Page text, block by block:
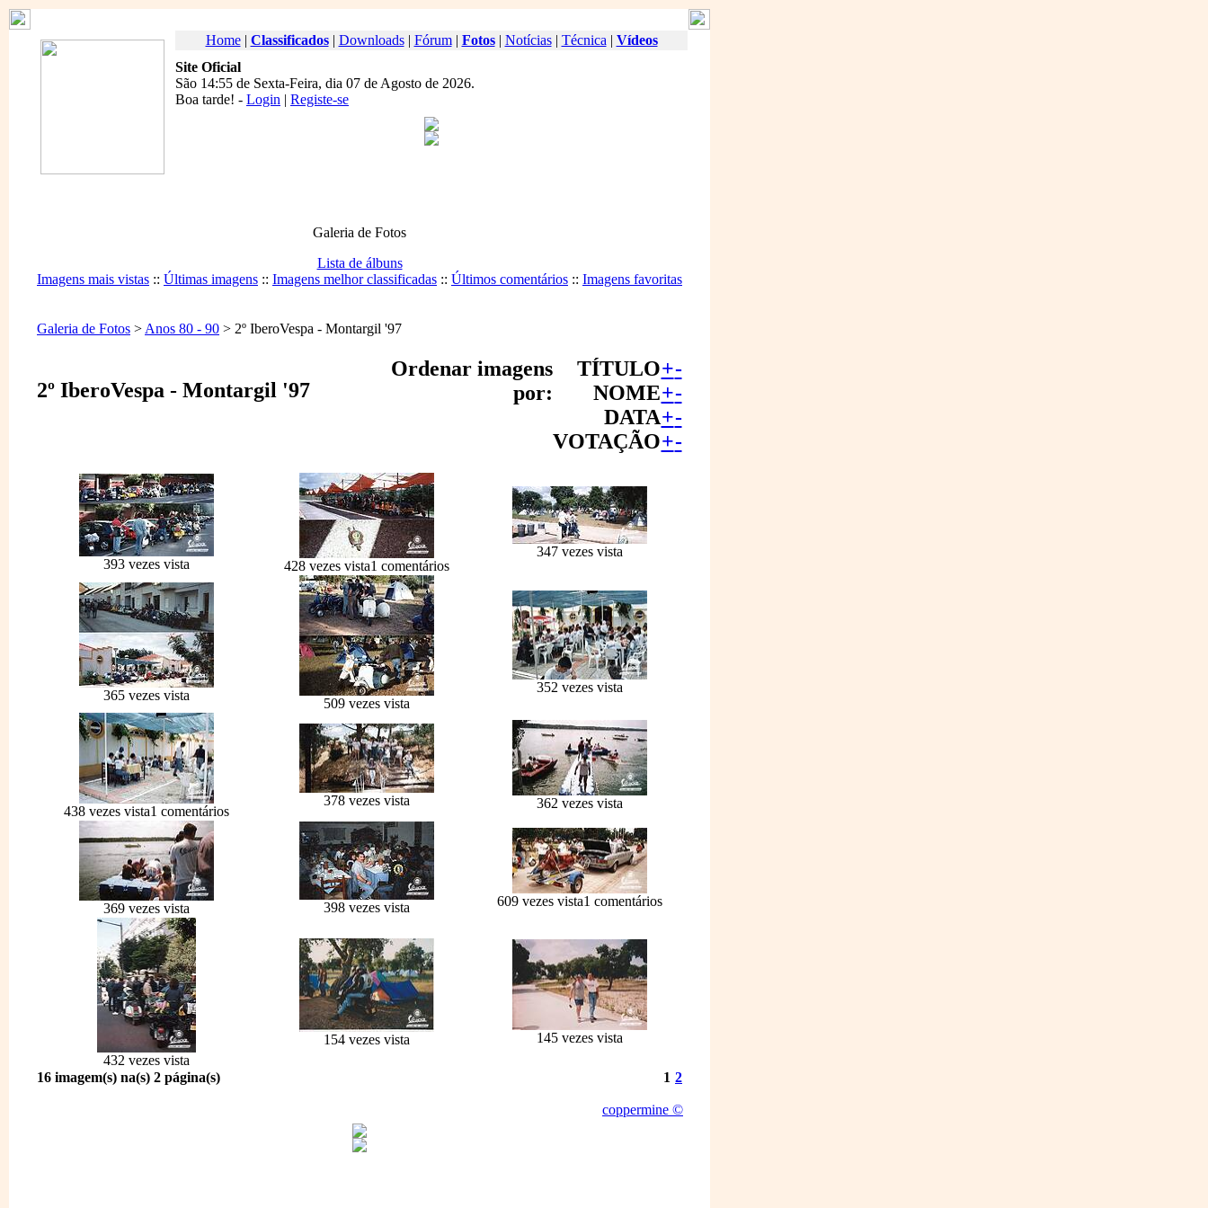
Home| Classificados| Downloads| Fórum| Fotos| Notícias| Técnica | Vídeos
Site Oficial
São 14:55 de Sexta-Feira, dia 07 de Agosto de 2026.
Boa tarde! - Login | Registe-se
Galeria de Fotos
Lista de álbuns
Imagens mais vistas :: Últimas imagens :: Imagens melhor classificadas :: Últimos comentários :: Imagens favoritas
Galeria de Fotos > Anos 80 - 90 > 2º IberoVespa - Montargil '97
2º IberoVespa - Montargil '97
Ordenar imagens
por:
TÍTULO+-
NOME+-
DATA+-
VOTAÇÃO+-
393 vezes vista 428 vezes vista1 comentários
347 vezes vista
365 vezes vista
509 vezes vista
352 vezes vista
438 vezes vista1 comentários
378 vezes vista 362 vezes vista
369 vezes vista 398 vezes vista 609 vezes vista1 comentários
432 vezes vista
154 vezes vista 145 vezes vista
16 imagem(s) na(s) 2 página(s) 1 2
coppermine ©